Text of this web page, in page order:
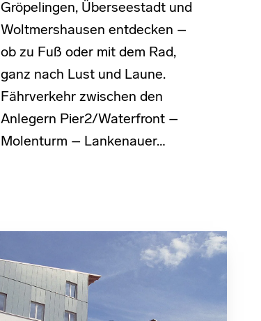
Gröpelingen, Überseestadt und
Woltmershausen entdecken –
ob zu Fuß oder mit dem Rad,
ganz nach Lust und Laune.
Fährverkehr zwischen den
Anlegern Pier2/Waterfront –
Molenturm – Lankenauer…